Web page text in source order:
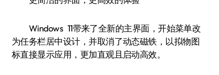
Windows 11带来了全新的主界面，开始菜单改
为任务栏居中设计，并取消了动态磁铁，以拟物图
标直接显示应用，更加直观且启动高效。